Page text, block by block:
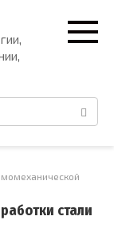
стали